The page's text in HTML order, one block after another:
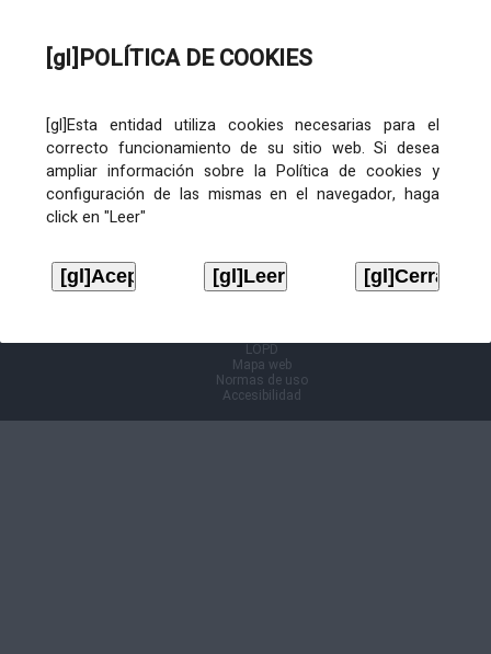
[gl]POLÍTICA DE COOKIES
[gl]Esta entidad utiliza cookies necesarias para el
correcto funcionamiento de su sitio web. Si desea
ampliar información sobre la Política de cookies y
configuración de las mismas en el navegador, haga
click en "Leer"
LOPD
Mapa web
Normas de uso
Accesibilidad